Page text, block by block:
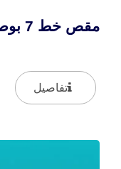
مقص خط 7 بوصة
تفاصيل